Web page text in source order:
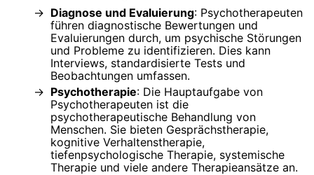
Diagnose und Evaluierung: Psychotherapeuten
führen diagnostische Bewertungen und
Evaluierungen durch, um psychische Störungen
und Probleme zu identifizieren. Dies kann
Interviews, standardisierte Tests und
Beobachtungen umfassen.
Psychotherapie: Die Hauptaufgabe von
Psychotherapeuten ist die
psychotherapeutische Behandlung von
Menschen. Sie bieten Gesprächstherapie,
kognitive Verhaltenstherapie,
tiefenpsychologische Therapie, systemische
Therapie und viele andere Therapieansätze an.